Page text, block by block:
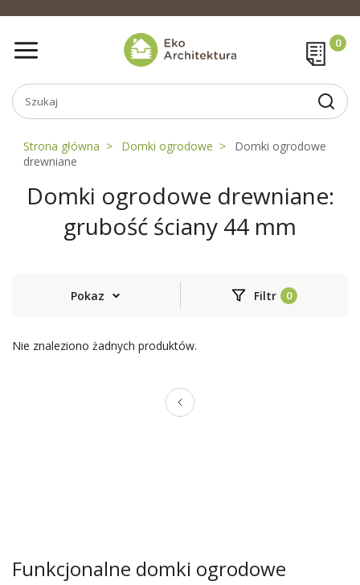
Strona główna Domki ogrodowe
Domki ogrodowe
drewniane
Domki ogrodowe drewniane:
grubość ściany 44 mm
Pokaz Filtr
Nie znaleziono żadnych produktów.
Funkcjonalne domki ogrodowe